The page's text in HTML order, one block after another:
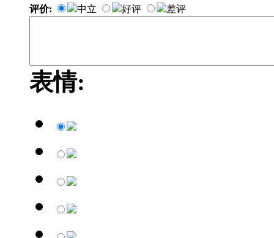
评价: 中立 好评 差评
表情: